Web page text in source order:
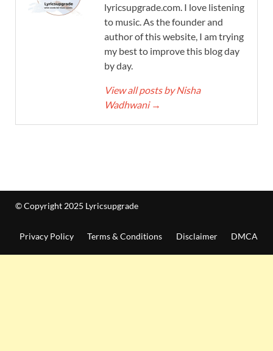
lyricsupgrade.com. I love listening
to music. As the founder and
author of this website, I am trying
my best to improve this blog day
by day.
View all posts by Nisha
Wadhwani →
© Copyright 2025 Lyricsupgrade
Privacy Policy Terms & Conditions Disclaimer DMCA